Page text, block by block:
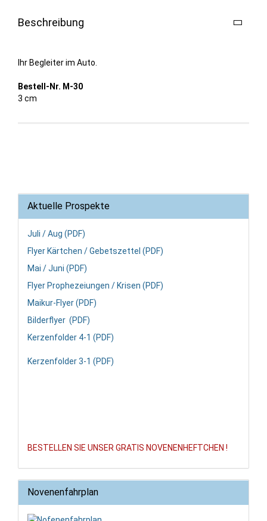
Beschreibung
Ihr Begleiter im Auto.
Bestell-Nr. M-30
3 cm
Aktuelle Prospekte
Juli / Aug (PDF)
Flyer Kärtchen / Gebetszettel (PDF)
Mai / Juni (PDF)
Flyer Prophezeiungen / Krisen (PDF)
Maikur-Flyer (PDF)
Bilderflyer (PDF)
Kerzenfolder 4-1 (PDF)
Kerzenfolder 3-1 (PDF)
BESTELLEN SIE UNSER GRATIS NOVENENHEFTCHEN !
Novenenfahrplan